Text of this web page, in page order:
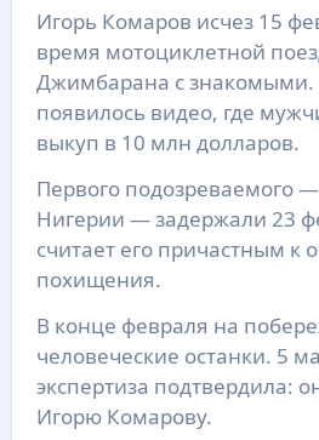
Игорь Комаров исчез 15
время мотоциклетной
Джимбарана с знакомыми.
появилось видео, где
выкуп в 10 млн долларов.
Первого подозреваемого
Нигерии — задержали 23
считает его причастным к
похищения.
В конце февраля на
человеческие останки. 5
экспертиза подтвердила:
Игорю Комарову.